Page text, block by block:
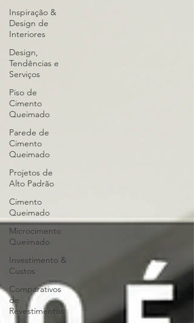
Inspiração &
Design de
Interiores
Design,
Tendências e
Serviços
Piso de
Cimento
Queimado
Parede de
Cimento
Queimado
Projetos de
Alto Padrão
Cimento
Queimado
Microcimento
Queimado
Investimento &
Custos
Comparativos
de
Revestimentos